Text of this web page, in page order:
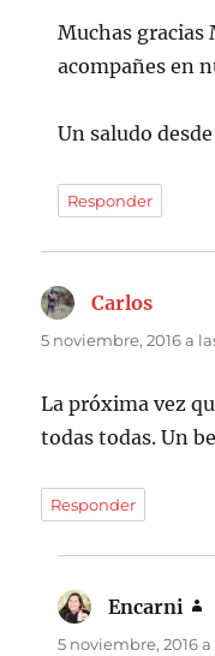
Muchas gracias
acompañes en
Un saludo
Responder
Carlos
5 noviembre, 2016 a
La próxima vez
todas todas. Un
Responder
Encarni
5 noviembre, 2016 a